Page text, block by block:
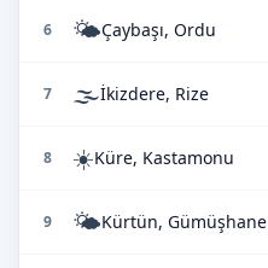
6 🌤️Çaybaşı, Ordu
7 🌫️İkizdere, Rize
8 ☀️Küre, Kastamonu
9 🌤️Kürtün, Gümüşhane